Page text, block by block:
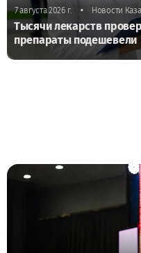
7 августа 2026 г. • Новости
Тысячи лекарств
препараты подешевели